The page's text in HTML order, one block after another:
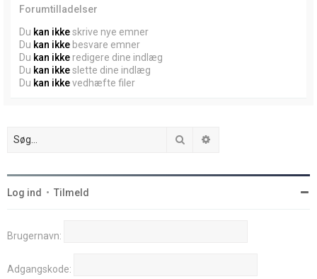
Forumtilladelser
Du kan ikkeskrive nye emner
Du kan ikke besvare emner
Du kan ikke redigere dine indlæg
Du kan ikkeslette dine indlæg
Du kan ikkevedhæfte filer
Søg
Log ind • Tilmeld
Brugernavn:
Adgangskode: